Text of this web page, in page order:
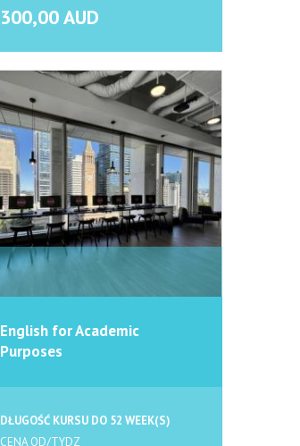
300,00 AUD
English for Academic
Purposes
DŁUGOŚĆ KURSU DO 52 WEEK(S)
CENA OD/TYDZ